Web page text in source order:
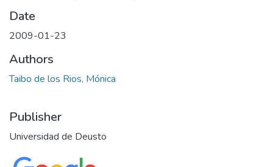
Date
2009-01-23
Authors
Taibo de los Rios, Mónica
Publisher
Universidad de Deusto